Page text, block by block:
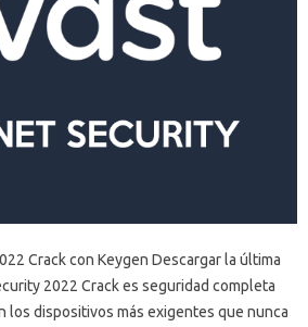
Crack con Keygen Descargar la última
2022 Crack es seguridad completa
los dispositivos más exigentes que nunca